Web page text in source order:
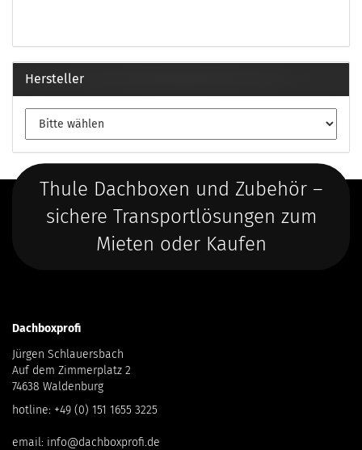
Hersteller
Thule Dachboxen und Zubehör –
sichere Transportlösungen zum
Mieten oder Kaufen
Dachboxprofi
Jürgen Schlauersbach
Auf dem Zimmerplatz 2
74638 Waldenburg
hotline: +49 (0) 151 1655 3225
email: info@dachboxprofi.de